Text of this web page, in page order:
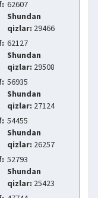
62607
Shundan
qizlar: 29466
62127
Shundan
qizlar: 29508
56935
Shundan
qizlar: 27124
54455
Shundan
qizlar: 26257
52793
Shundan
qizlar: 25423